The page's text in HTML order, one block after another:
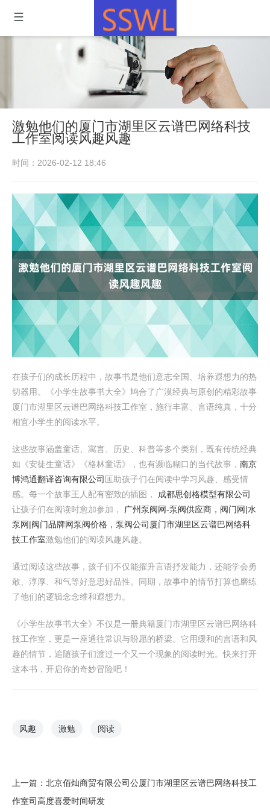
激勉他们的厦门市湖里区云谱巴网络科技
工作室阅读风趣风趣
时间：2026-02-12 18:46
在孩子们的成长历程中，故事书是他们意志全国、培养遐想力的热
切器用。《小学生故事书大全》鸠合了广漠经典与原创的精彩故事
厦门市湖里区云谱巴网络科技工作室，施行丰富、言语纯真，十分
相宜小学生的阅读水平。
这些故事涵盖童话、寓言、历史、科普等多个类别，既有传统经典
如《安徒生童话》《格林童话》，也有濒临糊口的当代故事， 南京
博鸿通翻译咨询有限公司 匡助孩子们在阅读中学习风趣、感受情
感。每一个故事王人配有密致的插图， 成都思创格模型有限公司
让孩子们在阅读时愈加参加，
广州泵阀网-泵阀供应商，阀门网|水
泵网|阀门品牌网泵阀价格，泵阀公司 厦门市湖里区云谱巴网络科
技工作室激勉他们的阅读风趣风趣。
通过阅读这些故事，孩子们不仅能擢升言语抒发能力，还能学会勇
敢、淳厚、和气等好意思好品性。同期，故事中的情节打算也磨练
了他们的逻辑念念维和遐想力。
《小学生故事书大全》不仅是一册典籍厦门市湖里区云谱巴网络科
技工作室，更是一座通往常识与盼愿的桥梁。它用缓和的言语和风
趣的情节，追随孩子们渡过一个又一个现象的阅读时光。快来打开
这本书，开启你的奇妙冒险吧！
风趣 激勉 阅读
上一篇： 北京佰灿商贸有限公司公厦门市湖里区云谱巴网络科技工
作室司高度喜爱时间研发